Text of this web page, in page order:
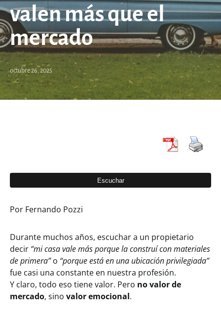
valen más que el
mercado
octubre 26, 2025
Por Fernando Pozzi
Durante muchos años, escuchar a un propietario
decir “mi casa vale más porque la construí con materiales
de primera”o “porque está en una ubicación privilegiada”
fue casi una constante en nuestra profesión.
Y claro, todo eso tiene valor. Pero no valor de
mercado, sino valor emocional.